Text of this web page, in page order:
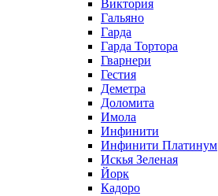
Виктория
Гальяно
Гарда
Гарда Тортора
Гварнери
Гестия
Деметра
Доломита
Имола
Инфинити
Инфинити Платинум
Искья Зеленая
Йорк
Кадоро